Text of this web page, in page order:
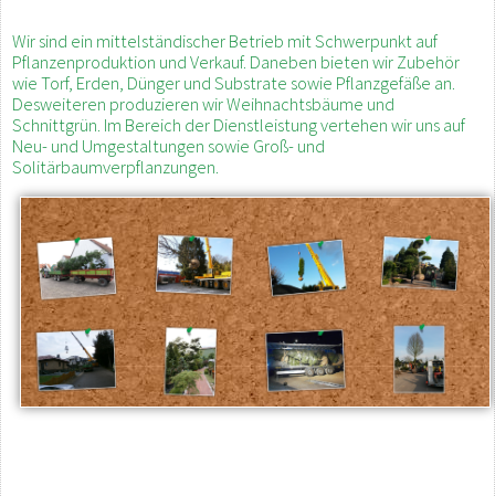
Wir sind ein mittelständischer Betrieb mit Schwerpunkt auf
Pflanzenproduktion und Verkauf. Daneben bieten wir Zubehör
wie Torf, Erden, Dünger und Substrate sowie Pflanzgefäße an.
Desweiteren produzieren wir Weihnachtsbäume und
Schnittgrün. Im Bereich der Dienstleistung vertehen wir uns auf
Neu- und Umgestaltungen sowie Groß- und
Solitärbaumverpflanzungen.